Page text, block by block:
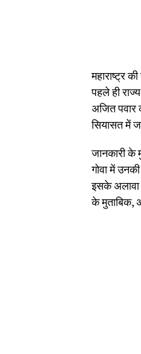
महाराष्ट्र
पहले ही
अजित पवार
सियासत में
जानकारी के
गोवा में
इसके अलावा
के मुताबिक,